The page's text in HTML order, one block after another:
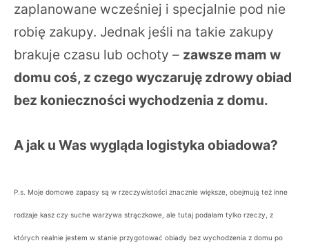
zaplanowane wcześniej i specjalnie pod nie
robię zakupy. Jednak jeśli na takie zakupy
brakuje czasu lub ochoty – zawsze mam w
domu coś, z czego wyczaruję zdrowy obiad
bez konieczności wychodzenia z domu.
A jak u Was wygląda logistyka obiadowa?
P.s. Moje domowe zapasy są w rzeczywistości znacznie większe, obejmują też inne
rodzaje kasz czy suche warzywa strączkowe, ale tutaj podałam tylko rzeczy, z
których realnie jestem w stanie przygotować obiady bez wychodzenia z domu po